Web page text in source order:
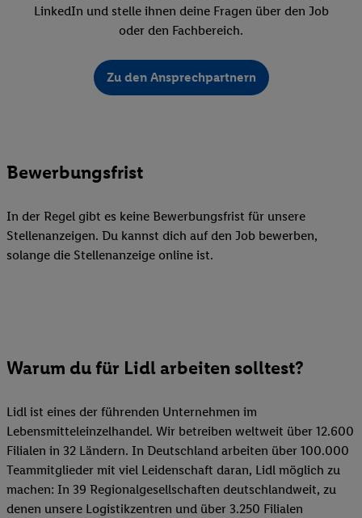
LinkedIn und stelle ihnen deine Fragen über den Job
oder den Fachbereich.
Zu den Ansprechpartnern
Bewerbungsfrist
In der Regel gibt es keine Bewerbungsfrist für unsere
Stellenanzeigen. Du kannst dich auf den Job bewerben,
solange die Stellenanzeige online ist.
Warum du für Lidl arbeiten solltest?
Lidl ist eines der führenden Unternehmen im
Lebensmitteleinzelhandel. Wir betreiben weltweit über 12.600
Filialen in 32 Ländern. In Deutschland arbeiten über 100.000
Teammitglieder mit viel Leidenschaft daran, Lidl möglich zu
machen: In 39 Regionalgesellschaften deutschlandweit, zu
denen unsere Logistikzentren und über 3.250 Filialen